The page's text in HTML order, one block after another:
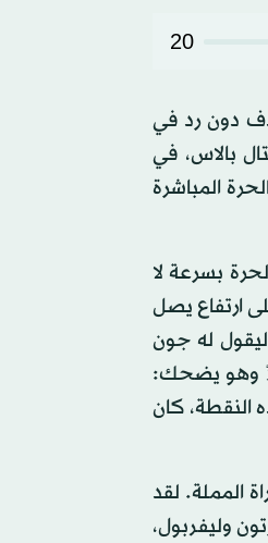
20
دون رد في
بالاس، في
المباشرة
بسرعة لا
ارتفاع يصل
ليقول له جون
وهو يضحك:
النقطة، كان
المملة. لقد
وليفربول،